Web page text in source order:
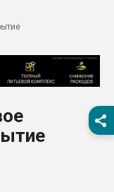
Подмосковье, Москва
28.07.2026
пластмасс
28.07.2026